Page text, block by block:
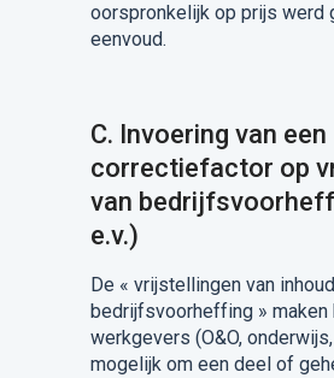
oorspronkelijk op prijs werd
eenvoud.
C. Invoering van een
correctiefactor op
van
e.v.)
De « vrijstellingen van
bedrijfsvoorheffing » maken
werkgevers (O&O,
mogelijk om een deel of